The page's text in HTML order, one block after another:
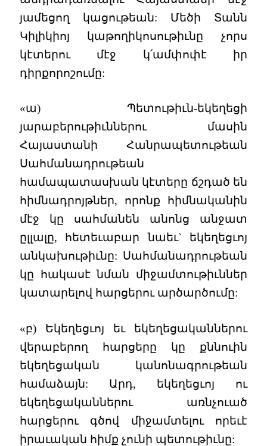
յամեցող կացութեան: Մեծի Տանն
Կիլիկիոյ կաթողիկոսութիւնը չորս
կէտերու մէջ կ՛ամփոփէ իր
դիրքորոշումը:
«ա) Պետութիւն-եկեղեցի
յարաբերութիւններու մասին
Հայաստանի Հանրապետութեան
Սահմանադրութեան
համապատասխան կէտերը ճշդած են
հիմնադրոյթներ, որոնք հիմնականին
մէջ կը սահմանեն անոնց անջատ
ըլլալը, հետեւաբար նաեւ` եկեղեցւոյ
անկախութիւնը: Սահմանադրութեան
կը հակասէ նման միջամտութիւններ
կատարելով հարցերու արծարծումը:
«բ) Եկեղեցւոյ եւ եկեղեցականներու
վերաբերող հարցերը կը քննուին
եկեղեցական կանոնագրութեան
համաձայն: Արդ, եկեղեցւոյ ու
եկեղեցականներու առնչուած
հարցերու գծով միջամտելու որեւէ
իրաւական հիմք չունի պետութիւնը: